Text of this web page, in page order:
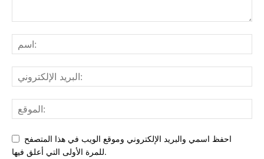
احفظ اسمي والبريد الإلكتروني وموقع الويب في هذا المتصفح
للمرة الأولى التي أعلق فيها.